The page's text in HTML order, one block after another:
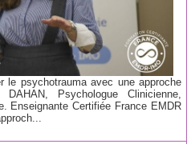
le psychotrauma avec une approche
Psychologue Clinicienne,
Enseignante Certifiée France EMDR